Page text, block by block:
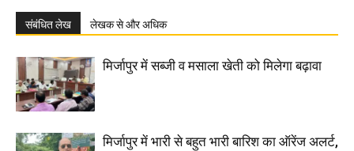
संबंधित लेख लेखक से और अधिक
मिर्जापुर में सब्जी व मसाला खेती को मिलेगा बढ़ावा
मिर्जापुर में भारी से बहुत भारी बारिश का ऑरेंज अलर्ट,